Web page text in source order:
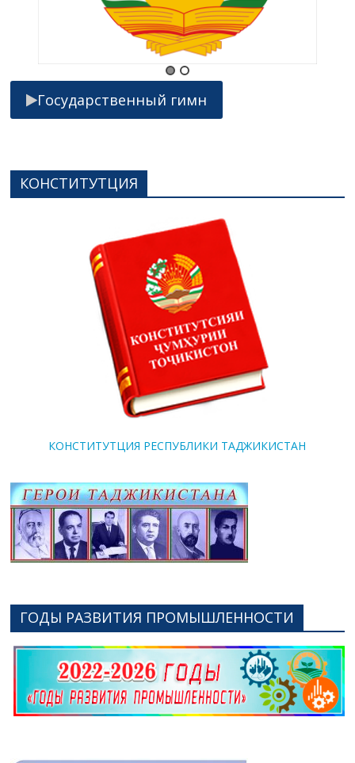
Государственный гимн
КОНСТИТУТЦИЯ
КОНСТИТУТЦИЯ РЕСПУБЛИКИ ТАДЖИКИСТАН
ГОДЫ РАЗВИТИЯ ПРОМЫШЛЕННОСТИ